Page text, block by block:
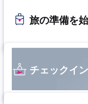
旅の準備を
チェックイ